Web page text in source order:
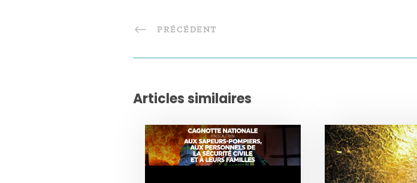
PRÉCÉDENT
Articles similaires